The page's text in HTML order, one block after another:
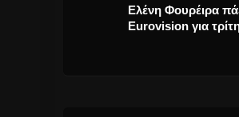
Ελένη Φουρέιρα πάει
Eurovision για τρίτη Φορά.